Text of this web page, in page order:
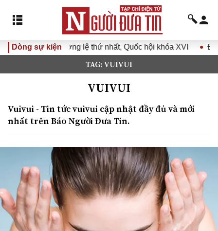
Dòng sự kiện
thứ nhất, Quốc hội khóa XVI Đưa Nghị quyết Đại hội
TAG: VUIVUI
VUIVUI
Vuivui - Tin tức vuivui cập nhật đầy đủ và mới
nhất trên Báo Người Đưa Tin.